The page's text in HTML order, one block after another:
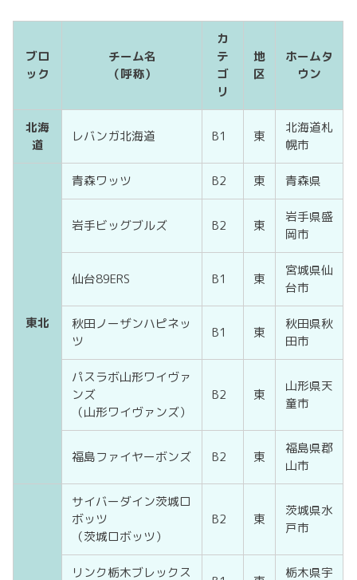
ブロ
ック
チーム名
（呼称）
カ
テ
ゴ
リ
地
区
ホームタ
ウン
北海
道
レバンガ北海道 B1 東
北海道札
幌市
東北
青森ワッツ B2 東 青森県
岩手ビッグブルズ B2 東
岩手県盛
岡市
仙台89ERS B1 東
宮城県仙
台市
秋田ノーザンハピネッ
ツ
B1 東
秋田県秋
田市
パスラボ山形ワイヴァ
ンズ
（山形ワイヴァンズ）
B2 東
山形県天
童市
福島ファイヤーボンズ B2 東
福島県郡
山市
サイバーダイン茨城ロ
ボッツ
（茨城ロボッツ）
B2 東
茨城県水
戸市
リンク栃木ブレックス 栃木県宇